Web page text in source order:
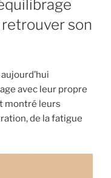
son
avec leur propre
montré leurs
de la fatigue